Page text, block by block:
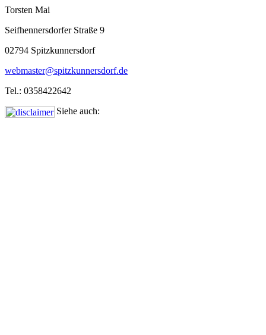
Torsten Mai
Seifhennersdorfer Straße 9
02794 Spitzkunnersdorf
webmaster@spitzkunnersdorf.de
Tel.: 0358422642
Siehe auch: